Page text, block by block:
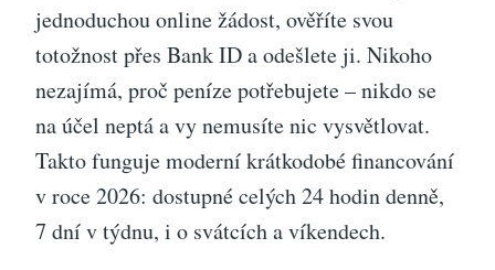
jednoduchou online žádost, ověříte svou
totožnost přes Bank ID a odešlete ji. Nikoho
nezajímá, proč peníze potřebujete – nikdo se
na účel neptá a vy nemusíte nic vysvětlovat.
Takto funguje moderní krátkodobé financování
v roce 2026: dostupné celých 24 hodin denně,
7 dní v týdnu, i o svátcích a víkendech.